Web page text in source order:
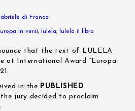
di Franco
in versi, lulela, lulela il libro
that the text of LULELA
at International Award “Europa
in the PUBLISHED
jury decided to proclaim